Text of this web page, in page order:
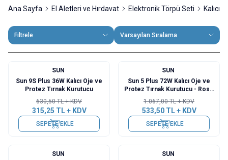
Ana Sayfa El Aletleri ve Hırdavat Elektronik Törpü Seti Kalıcı
Filtrele Varsayılan Sıralama
SUN
Sun 9S Plus 36W Kalıcı Oje ve
Protez Tırnak Kurutucu
630,50TL + KDV
315,25 TL + KDV
SEPETE EKLE
SUN
Sun 5 Plus 72W Kalıcı Oje ve
Protez Tırnak Kurutucu - Rose
Gold
1.067,00TL + KDV
533,50TL + KDV
SEPETE EKLE
SUN
SUN